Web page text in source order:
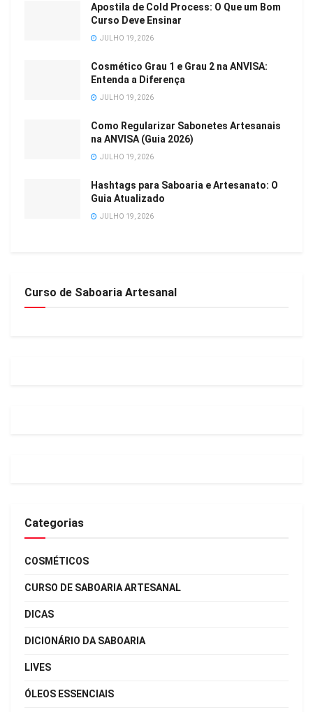
Apostila de Cold Process: O Que um Bom
Curso Deve Ensinar
JULHO 19, 2026
Cosmético Grau 1 e Grau 2 na ANVISA:
Entenda a Diferença
JULHO 19, 2026
Como Regularizar Sabonetes Artesanais
na ANVISA (Guia 2026)
JULHO 19, 2026
Hashtags para Saboaria e Artesanato: O
Guia Atualizado
JULHO 19, 2026
Curso de Saboaria Artesanal
Categorias
COSMÉTICOS
CURSO DE SABOARIA ARTESANAL
DICAS
DICIONÁRIO DA SABOARIA
LIVES
ÓLEOS ESSENCIAIS